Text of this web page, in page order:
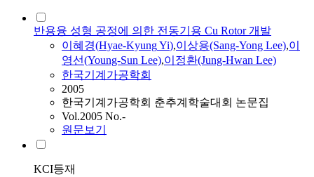
반용융 성형 공정에 의한 전동기용 Cu Rotor 개발
이혜경(Hyae-KyungYi),이상용(Sang-Yong Lee),이
영선(Young-Sun Lee),이정환(Jung-Hwan Lee)
한국기계가공학회
2005
한국기계가공학회 춘추계학술대회 논문집
Vol.2005 No.-
원문보기
KCI등재